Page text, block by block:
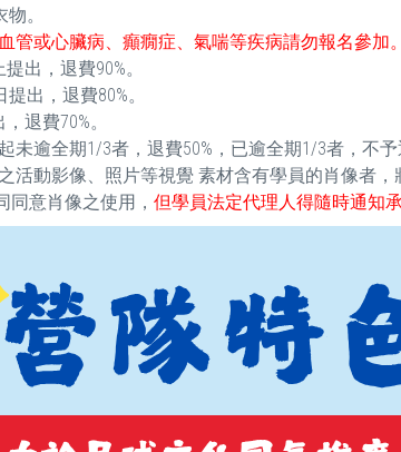
。
管或心臟病、癲癇症、氣喘等疾病請勿報名參加。
出，退費90%。
出，退費80%。
退費70%。
逾全期1/3者，退費50%，已逾全期1/3者，不予
活動影像、照片等視覺 素材含有學員的肖像者
同意肖像之使用， 但學員法定代理人得隨時通知